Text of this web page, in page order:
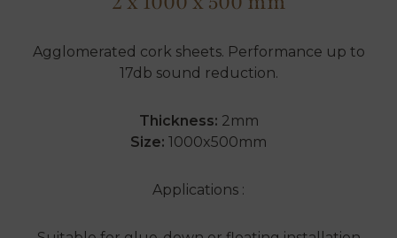
Agglomerated cork sheets. Performance up to
17db sound reduction.
Thickness: 2mm
Size: 1000x500mm
Applications :